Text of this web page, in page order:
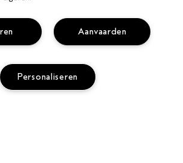
Aanvaarden
Personaliseren